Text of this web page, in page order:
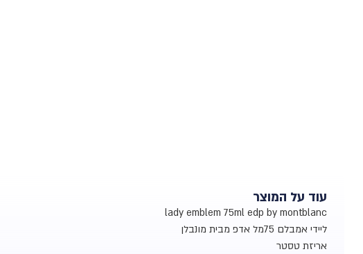
עוד על המוצר
lady emblem 75ml edp by montblanc
ליידי אמבלם 75מל אדפ מבית מונבלן
אריזת טסטר